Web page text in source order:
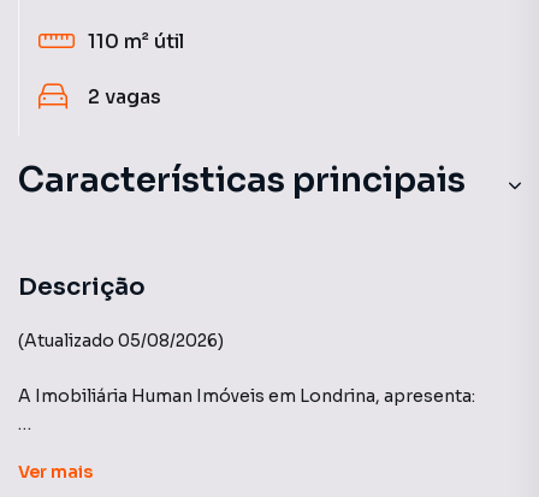
110 m² útil
2 vagas
Características principais
Descrição
(Atualizado 05/08/2026)
A Imobiliária Human Imóveis em Londrina, apresenta:
Ver mais